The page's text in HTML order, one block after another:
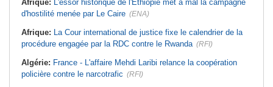
Afrique: L'essor historique de l'Éthiopie met à mal la campagne
d'hostilité menée par Le Caire (ENA)
Afrique: La Cour international de justice fixe le calendrier de la
procédure engagée par la RDC contre le Rwanda (RFI)
Algérie: France - L'affaire Mehdi Laribi relance la coopération
policière contre le narcotrafic (RFI)